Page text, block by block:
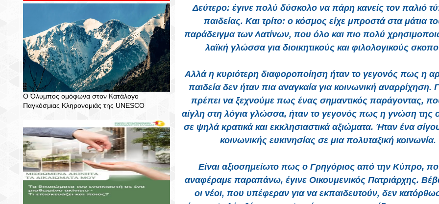
Ο Όλυμπος ομόφωνα στον Κατάλογο
Παγκόσμιας Κληρονομιάς της UNESCO
Δεύτερο: έγινε πολύ δύσκολο να πάρη κανείς τον παλιό
παιδείας. Και τρίτο: ο κόσμος είχε μπροστά στα μάτια
παράδειγμα των Λατίνων, που όλο και πιο πολύ
λαϊκή γλώσσα για διοικητικούς και φιλολογικούς
Αλλά η κυριότερη διαφοροποίηση ήταν το γεγονός πως η
παιδεία δεν ήταν πια αναγκαία για κοινωνική αναρρίχηση.
πρέπει να ξεχνούμε πως ένας σημαντικός παράγοντας,
αίγλη στη λόγια γλώσσα, ήταν το γεγονός πως η γνώση της
σε ψηλά κρατικά και εκκλησιαστικά αξιώματα. Ήταν ένα
κοινωνικής ευκινησίας σε μια πολυταξική κοινωνία.
Είναι αξιοσημείωτο πως ο Γρηγόριος από την Κύπρο,
αναφέραμε παραπάνω, έγινε Οικουμενικός Πατριάρχης.
οι νέοι, που υπέφεραν για να εκπαιδευτούν, δεν